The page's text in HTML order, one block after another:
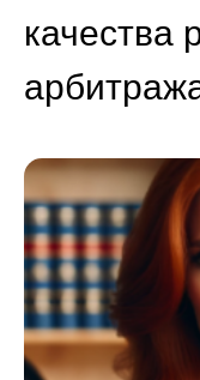
качества